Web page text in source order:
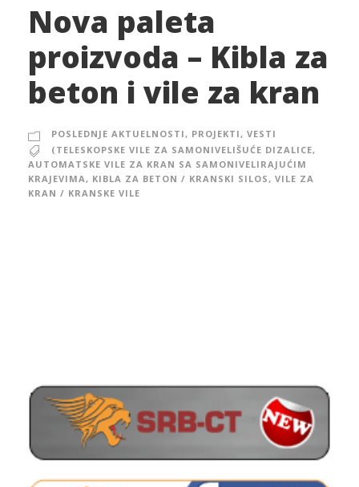
Nova paleta
proizvoda – Kibla za
beton i vile za kran
POSLEDNJE AKTUELNOSTI, PROJEKTI, VESTI
(TELESKOPSKE VILE ZA SAMONIVELIŠUĆE DIZALICE,
AUTOMATSKE VILE ZA KRAN SA SAMONIVELIRAJUĆIM
KRAJEVIMA, KIBLA ZA BETON / KRANSKI SILOS, VILE ZA
KRAN / KRANSKE VILE